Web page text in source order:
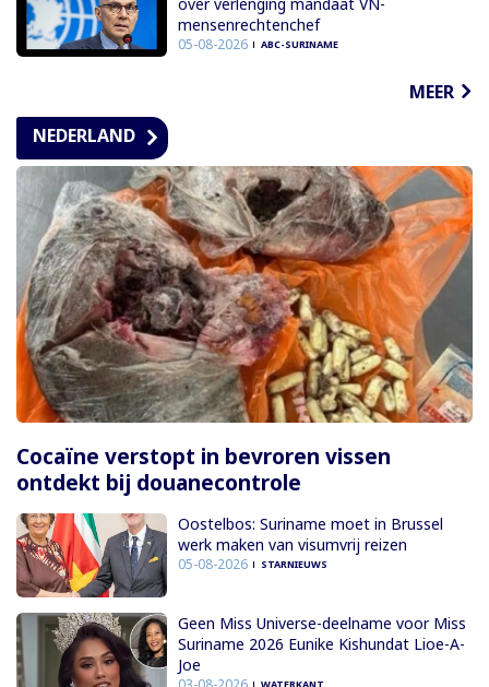
mensenrechtenchef
05-08-2026 ABC-SURINAME
MEER
NEDERLAND
Cocaïne verstopt in bevroren vissen
ontdekt bij douanecontrole
Oostelbos: Suriname moet in Brussel
werk maken van visumvrij reizen
05-08-2026 STARNIEUWS
Geen Miss Universe-deelname voor Miss
Suriname 2026 Eunike Kishundat Lioe-A-
Joe